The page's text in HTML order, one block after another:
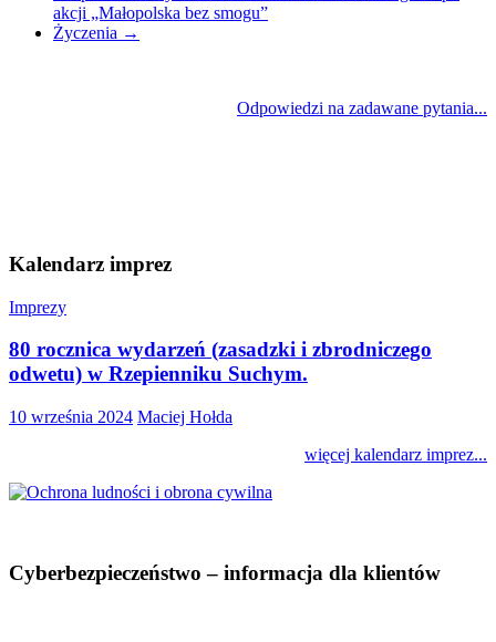
akcji „Małopolska bez smogu”
Życzenia →
Odpowiedzi na zadawane pytania...
Kalendarz imprez
Imprezy
80 rocznica wydarzeń (zasadzki i zbrodniczego
odwetu) w Rzepienniku Suchym.
10 września 2024 Maciej Hołda
więcej kalendarz imprez...
Cyberbezpieczeństwo – informacja dla klientów